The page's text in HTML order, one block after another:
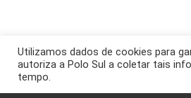
Utilizamos dados de cookies para
autoriza a Polo Sul a coletar tais
tempo.